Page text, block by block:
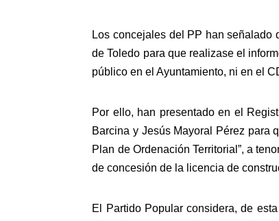
Los concejales del PP han señalado
de Toledo para que realizase el
público en el Ayuntamiento, ni en el
Por ello, han presentado en el
Barcina y Jesús Mayoral Pérez para
Plan de Ordenación Territorial”, a
de concesión de la licencia de
El Partido Popular considera, de